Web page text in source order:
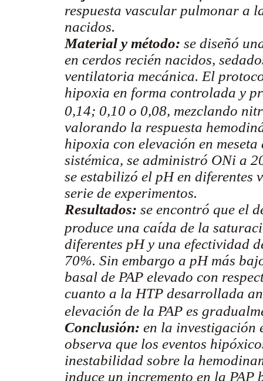
respuesta vascular pulmonar a
nacidos.
Material y método: se diseñó
en cerdos recién nacidos,
ventilatoria mecánica. El
hipoxia en forma controlada y
0,14; 0,10 o 0,08, mezclando
valorando la respuesta
hipoxia con elevación en
sistémica, se administró ONi a
se estabilizó el pH en diferentes
serie de experimentos.
Resultados: se encontró que el
produce una caída de la
diferentes pH y una efectividad
70%. Sin embargo a pH más
basal de PAP elevado con
cuanto a la HTP desarrollada
elevación de la PAP es
Conclusión: en la investigación
observa que los eventos
inestabilidad sobre la
induce un incremento en la PAP